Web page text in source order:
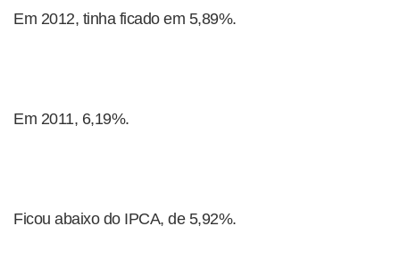
Em 2012, tinha ficado em 5,89%.
Em 2011, 6,19%.
Ficou abaixo do IPCA, de 5,92%.